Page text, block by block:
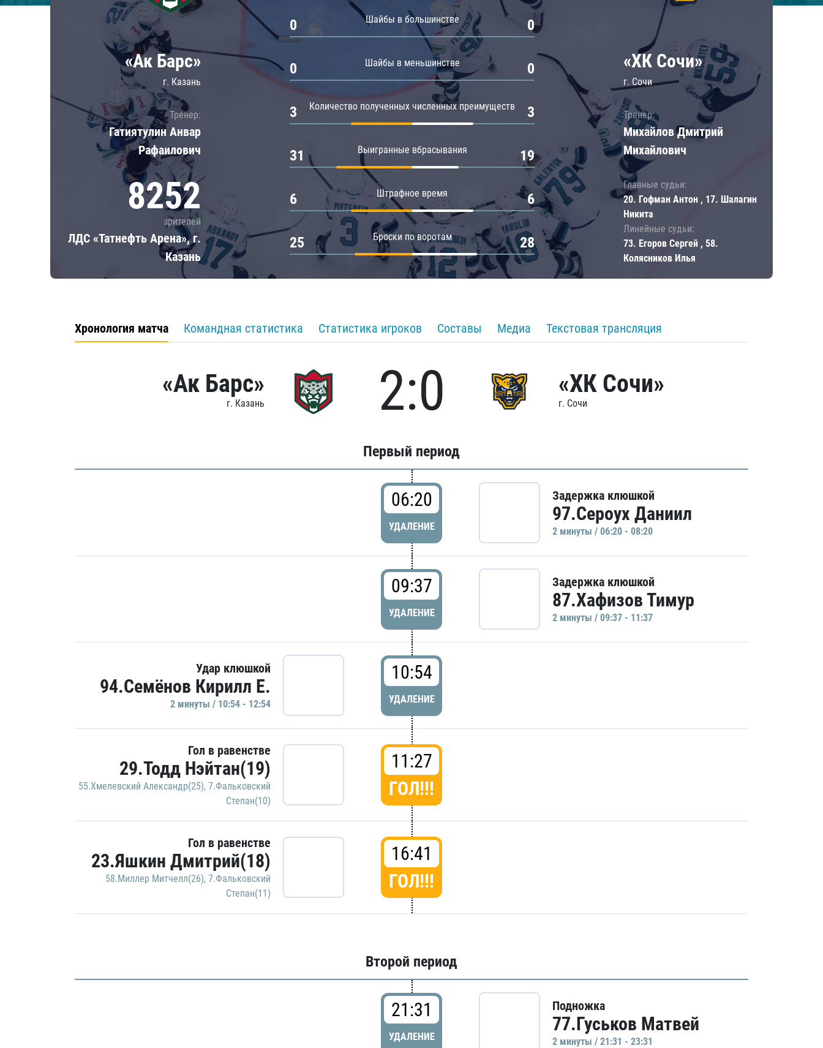
Локомотив
ЦСКА
Шанхайские Драконы
«Ак Барс»
г. Казань
Тренер:
Гатиятулин Анвар
Рафаилович
8252
зрителей
ЛДС «Татнефть Арена», г.
Казань
Шайбы в большинстве
0 0
Шайбы в меньшинстве
0 0
Количество полученных численных преимуществ
3 3
Выигранные вбрасывания
31 19
Штрафное время
6 6
Броски по воротам
25 28
«ХК Сочи»
г. Сочи
Тренер:
Михайлов Дмитрий
Михайлович
Главные судьи:
20. Гофман Антон , 17. Шалагин
Никита
Линейные судьи:
73. Егоров Сергей , 58.
Колясников Илья
Хронология матча Командная статистика Статистика игроков Составы Медиа Текстовая трансляция
«Ак Барс»
г. Казань 2:0 «ХК Сочи»
г. Сочи
Первый период
06:20
УДАЛЕНИЕ
Задержка клюшкой
97.Сероух Даниил
2 минуты / 06:20 - 08:20
09:37
УДАЛЕНИЕ
Задержка клюшкой
87.Хафизов Тимур
2 минуты / 09:37 - 11:37
Удар клюшкой
94.Семёнов Кирилл Е.
2 минуты / 10:54 - 12:54
10:54
УДАЛЕНИЕ
Гол в равенстве
29.Тодд Нэйтан(19)
55.Хмелевский Александр(25), 7.Фальковский
Степан(10)
11:27
ГОЛ!!!
Гол в равенстве
23.Яшкин Дмитрий(18)
58.Миллер Митчелл(26), 7.Фальковский
Степан(11)
16:41
ГОЛ!!!
Второй период
21:31
УДАЛЕНИЕ
Подножка
77.Гуськов Матвей
2 минуты / 21:31 - 23:31